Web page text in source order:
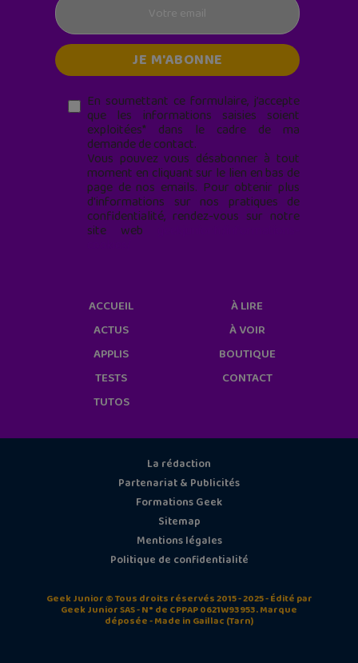
En soumettant ce formulaire, j’accepte
que les informations saisies soient
exploitées* dans le cadre de ma
demande de contact.
Vous pouvez vous désabonner à tout
moment en cliquant sur le lien en bas de
page de nos emails. Pour obtenir plus
d'informations sur nos pratiques de
confidentialité, rendez-vous sur notre
site web
ACCUEIL
ACTUS
APPLIS
TESTS
TUTOS
À LIRE
À VOIR
BOUTIQUE
CONTACT
La rédaction
Partenariat & Publicités
Formations Geek
Sitemap
Mentions légales
Politique de confidentialité
Geek Junior © Tous droits réservés 2015 - 2025 - Édité par
Geek Junior SAS - N° de CPPAP 0621W93953. Marque
déposée - Made in Gaillac (Tarn)